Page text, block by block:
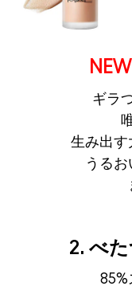
NEW
ギラ
生み出す
うる
2. べ
85%